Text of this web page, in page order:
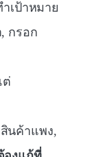
เป้าหมาย
กรอก
ต่
นค้าแพง,